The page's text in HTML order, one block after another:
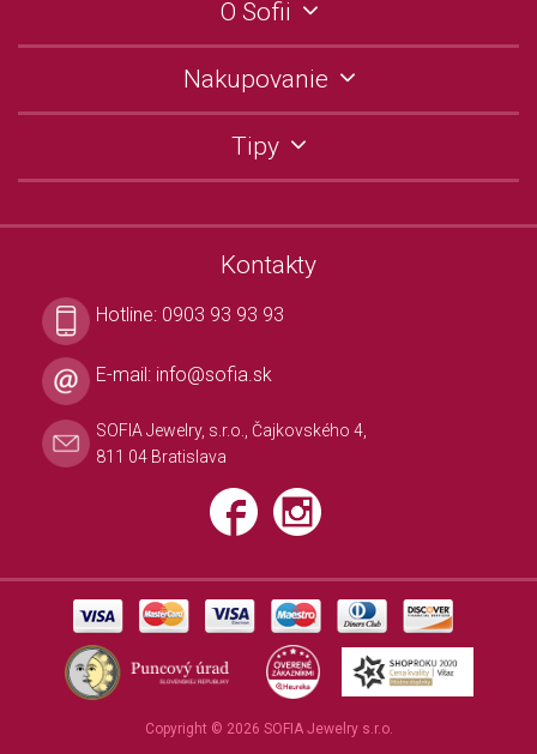
O Sofii
Nakupovanie
Tipy
Kontakty
Hotline: 0903 93 93 93
E-mail: info@sofia.sk
SOFIA Jewelry, s.r.o., Čajkovského 4,
811 04 Bratislava
Copyright © 2026 SOFIA Jewelry s.r.o.